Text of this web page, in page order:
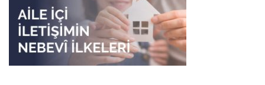
Mekkeliler, kısa sürede bozguna uğramış ve dağılmışlardı. Öyle ki
askerler, onların kaçarken arkada bıraktıkları ganimetleri
toplamaya başlamışlardı. Tam bu sırada Resûlullah’ın (sas)
ordunun, iki ateş arasında kalmasını engellemek için bir tepeye
yerleştirdiği okçuların büyük çoğunluğu, gördükleri manzara